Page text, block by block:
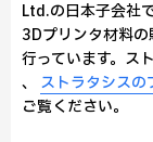
Ltd.の日本子会社
3Dプリンタ材料
行っています。ス
、 ストラタシスの
ご覧ください。